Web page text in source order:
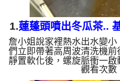
1.蓮蓬頭噴出冬瓜茶..
水
詹小姐說家裡熱水出水變
們立即帶著高周波清洗機
靜置軟化後，螺旋脈衝一
水！顏色變成咖啡色，越
觀看次數